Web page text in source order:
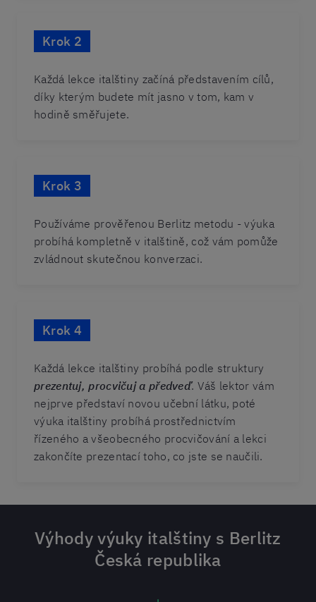
Krok 2
Každá lekce italštiny začíná představením cílů,
díky kterým budete mít jasno v tom, kam v
hodině směřujete.
Krok 3
Používáme prověřenou Berlitz metodu - výuka
probíhá kompletně v italštině, což vám pomůže
zvládnout skutečnou konverzaci.
Krok 4
Každá lekce italštiny probíhá podle struktury
prezentuj, procvičuj a předveď. Váš lektor vám
nejprve představí novou učební látku, poté
výuka italštiny probíhá prostřednictvím
řízeného a všeobecného procvičování a lekci
zakončíte prezentací toho, co jste se naučili.
Výhody výuky italštiny s Berlitz
Česká republika